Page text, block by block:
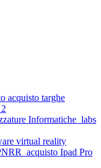
acquisto targhe
Informatiche_labs
virtual reality
Ipad Pro